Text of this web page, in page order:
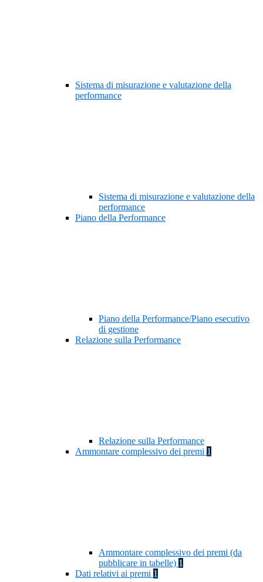
Sistema di misurazione e valutazione della
performance
Sistema di misurazione e valutazione della
performance
Piano della Performance
Piano della Performance/Piano esecutivo
di gestione
Relazione sulla Performance
Relazione sulla Performance
Ammontare complessivo dei premi 1
Ammontare complessivo dei premi (da
pubblicare in tabelle) 1
Dati relativi ai premi 1